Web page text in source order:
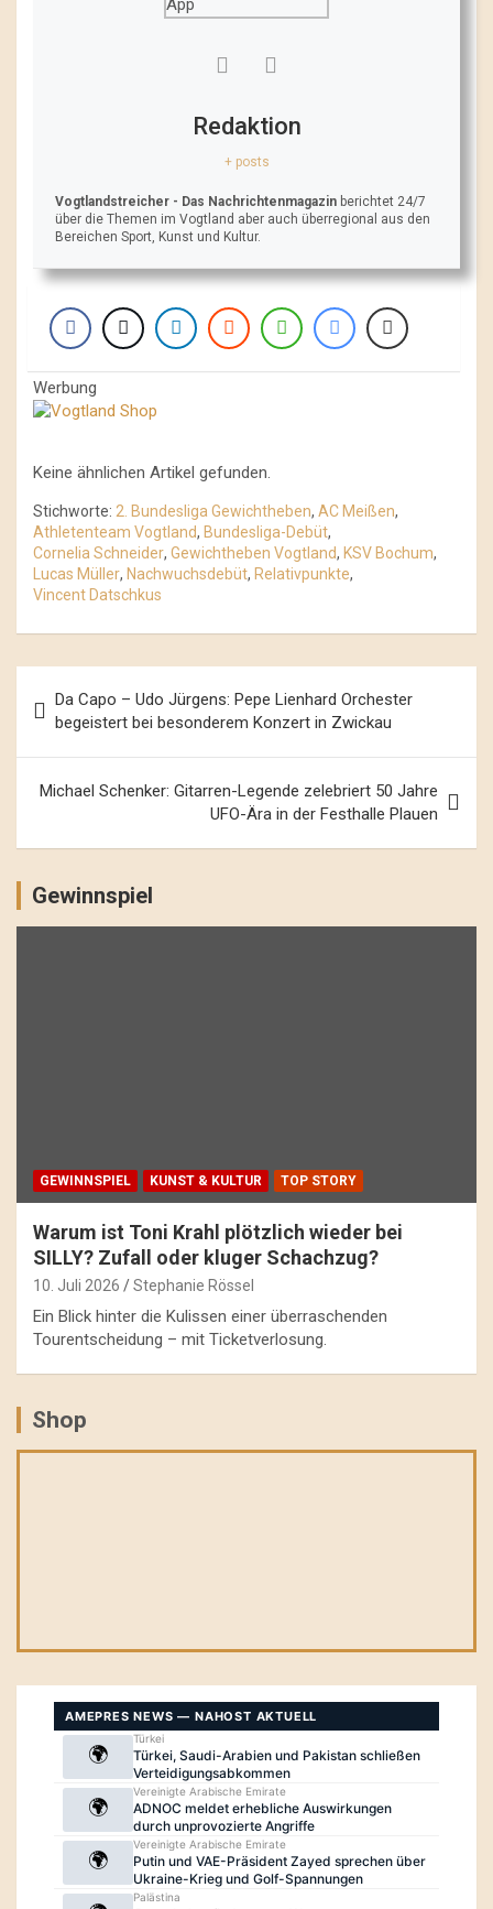
Redaktion
+ posts
Vogtlandstreicher - Das Nachrichtenmagazin berichtet 24/7
über die Themen im Vogtland aber auch überregional aus den
Bereichen Sport, Kunst und Kultur.
Werbung
Keine ähnlichen Artikel gefunden.
Stichworte: 2. Bundesliga Gewichtheben, AC Meißen,
Athletenteam Vogtland, Bundesliga-Debüt,
Cornelia Schneider, Gewichtheben Vogtland, KSV Bochum,
Lucas Müller, Nachwuchsdebüt, Relativpunkte,
Vincent Datschkus
Navigation
Da Capo – Udo Jürgens: Pepe Lienhard Orchester
begeistert bei besonderem Konzert in Zwickau
Michael Schenker: Gitarren-Legende zelebriert 50 Jahre
UFO-Ära in der Festhalle Plauen
Gewinnspiel
GEWINNSPIEL KUNST & KULTUR TOP STORY
Warum ist Toni Krahl plötzlich wieder bei
SILLY? Zufall oder kluger Schachzug?
10. Juli 2026 Stephanie Rössel
Ein Blick hinter die Kulissen einer überraschenden
Tourentscheidung – mit Ticketverlosung.
Shop